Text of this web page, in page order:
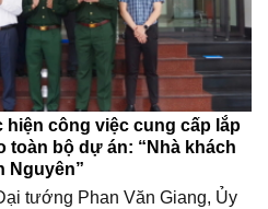
công việc cung cấp lắp
toàn bộ dự án: “Nhà khách
Nguyên”
tướng Phan Văn Giang, Ủy